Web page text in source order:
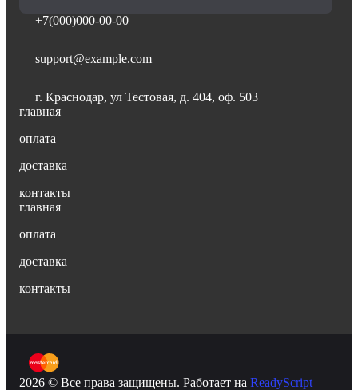
+7(000)000-00-00
support@example.com
г. Краснодар, ул Тестовая, д. 404, оф. 503
главная
оплата
доставка
контакты
главная
оплата
доставка
контакты
2026 © Все права защищены. Работает на ReadyScript